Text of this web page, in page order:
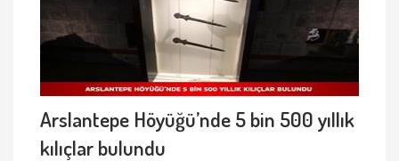
Arslantepe Höyüğü’nde 5 bin 500 yıllık
kılıçlar bulundu